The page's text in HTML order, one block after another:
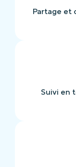
Partage et
Suivi en